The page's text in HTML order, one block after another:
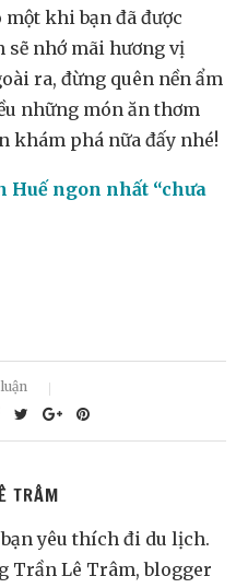
một khi bạn đã được
nhớ mãi hương vị
ra, đừng quên nền ẩm
những món ăn thơm
khám phá nữa đấy nhé!
Huế ngon nhất “chưa
TRÂM
yêu thích đi du lịch.
Trần Lê Trâm, blogger